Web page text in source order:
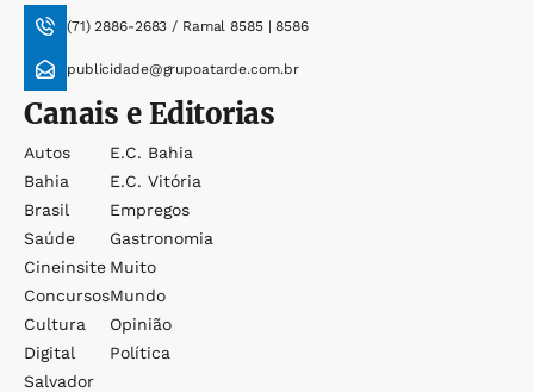
(71) 2886-2683 / Ramal 8585 | 8586
publicidade@grupoatarde.com.br
Canais e Editorias
Autos
Bahia
Brasil
Saúde
Cineinsite
Concursos
Cultura
Digital
Salvador
E.c. Bahia
E.c. Vitória
Empregos
Gastronomia
Muito
Mundo
Opinião
Política